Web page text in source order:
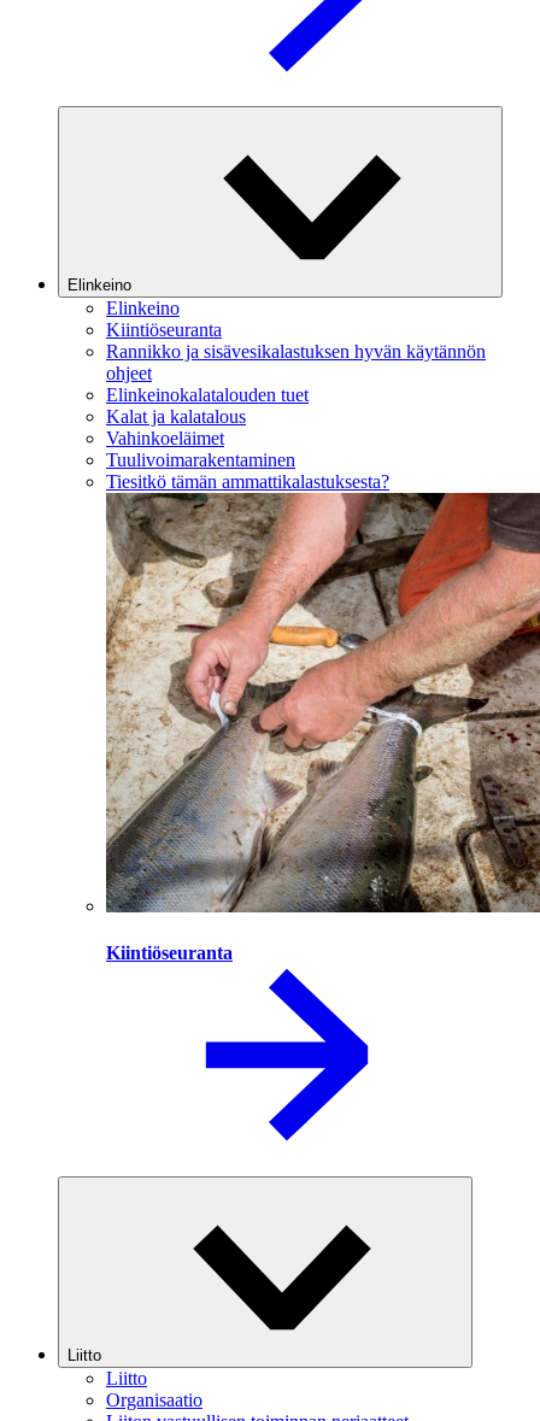
Elinkeino
Elinkeino
Kiintiöseuranta
Rannikko ja sisävesikalastuksen hyvän käytännön
ohjeet
Elinkeinokalatalouden tuet
Kalat ja kalatalous
Vahinkoeläimet
Tuulivoimarakentaminen
Tiesitkö tämän ammattikalastuksesta?
Kiintiöseuranta
Liitto
Liitto
Organisaatio